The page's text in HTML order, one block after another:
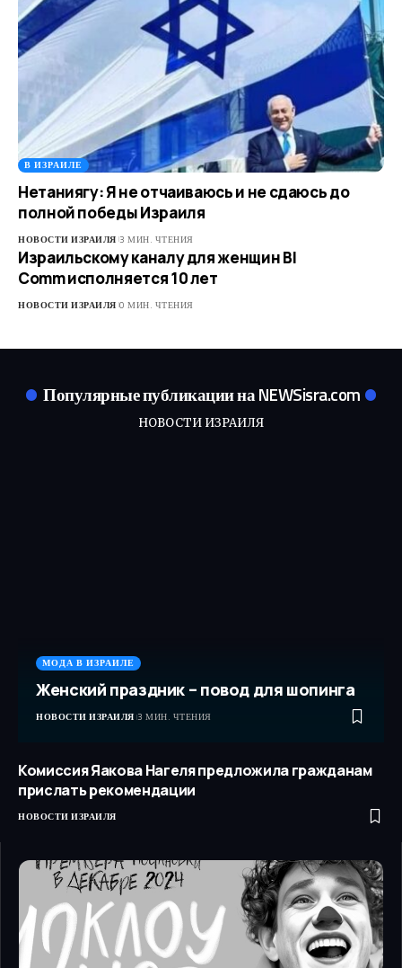
В ИЗРАИЛЕ
Нетаниягу: Я не отчаиваюсь и не сдаюсь до
полной победы Израиля
НОВОСТИ ИЗРАИЛЯ 3 МИН. ЧТЕНИЯ
Израильскому каналу для женщин BI
Comm исполняется 10 лет
НОВОСТИ ИЗРАИЛЯ 0 МИН. ЧТЕНИЯ
Популярные публикации на NEWSisra.com
НОВОСТИ ИЗРАИЛЯ
МОДА В ИЗРАИЛЕ
Женский праздник – повод для шопинга
НОВОСТИ ИЗРАИЛЯ 3 МИН. ЧТЕНИЯ
Комиссия Яакова Нагеля предложила гражданам
прислать рекомендации
НОВОСТИ ИЗРАИЛЯ